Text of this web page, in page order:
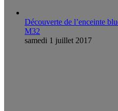
Découverte de l’enceinte
M32
samedi 1 juillet 2017